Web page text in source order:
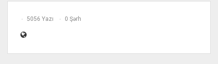
5056 Yazı 0 Şərh